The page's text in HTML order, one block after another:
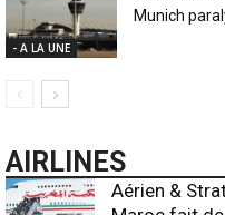
- A LA UNE
Munich
AIRLINES
Aérien &